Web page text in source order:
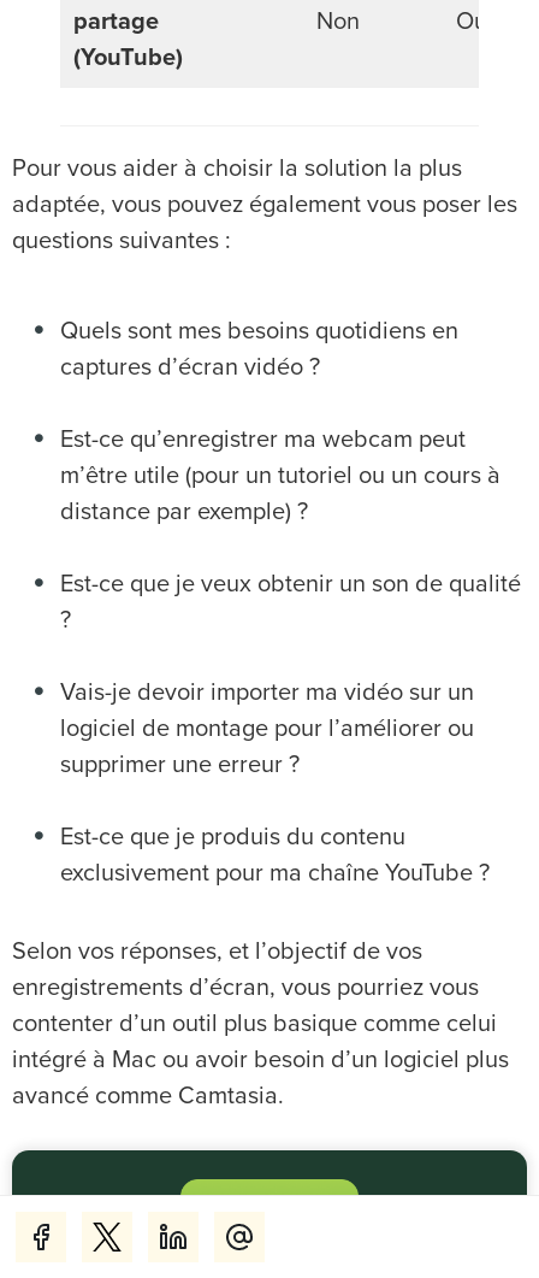
partage
(YouTube)
Non Oui
Pour vous aider à choisir la solution la plus
adaptée, vous pouvez également vous poser les
questions suivantes :
Quels sont mes besoins quotidiens en
captures d’écran vidéo ?
Est-ce qu’enregistrer ma webcam peut
m’être utile (pour un tutoriel ou un cours à
distance par exemple) ?
Est-ce que je veux obtenir un son de qualité
?
Vais-je devoir importer ma vidéo sur un
logiciel de montage pour l’améliorer ou
supprimer une erreur ?
Est-ce que je produis du contenu
exclusivement pour ma chaîne YouTube ?
Selon vos réponses, et l’objectif de vos
enregistrements d’écran, vous pourriez vous
contenter d’un outil plus basique comme celui
intégré à Mac ou avoir besoin d’un logiciel plus
avancé comme Camtasia.